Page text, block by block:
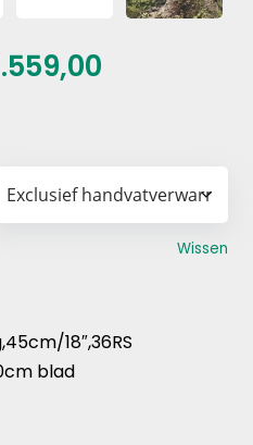
Wissen
18″,36RS
blad